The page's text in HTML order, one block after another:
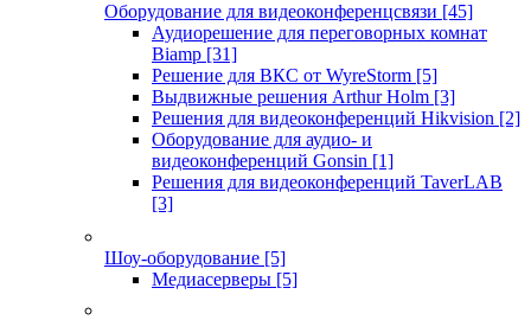
Оборудование для видеоконференцсвязи [45]
Аудиорешение для переговорных комнат
Biamp [31]
Решение для ВКС от WyreStorm [5]
Выдвижные решения Arthur Holm [3]
Решения для видеоконференций Hikvision [2]
Оборудование для аудио- и
видеоконференций Gonsin [1]
Решения для видеоконференций TaverLAB
[3]
Шоу-оборудование [5]
Медиасерверы [5]